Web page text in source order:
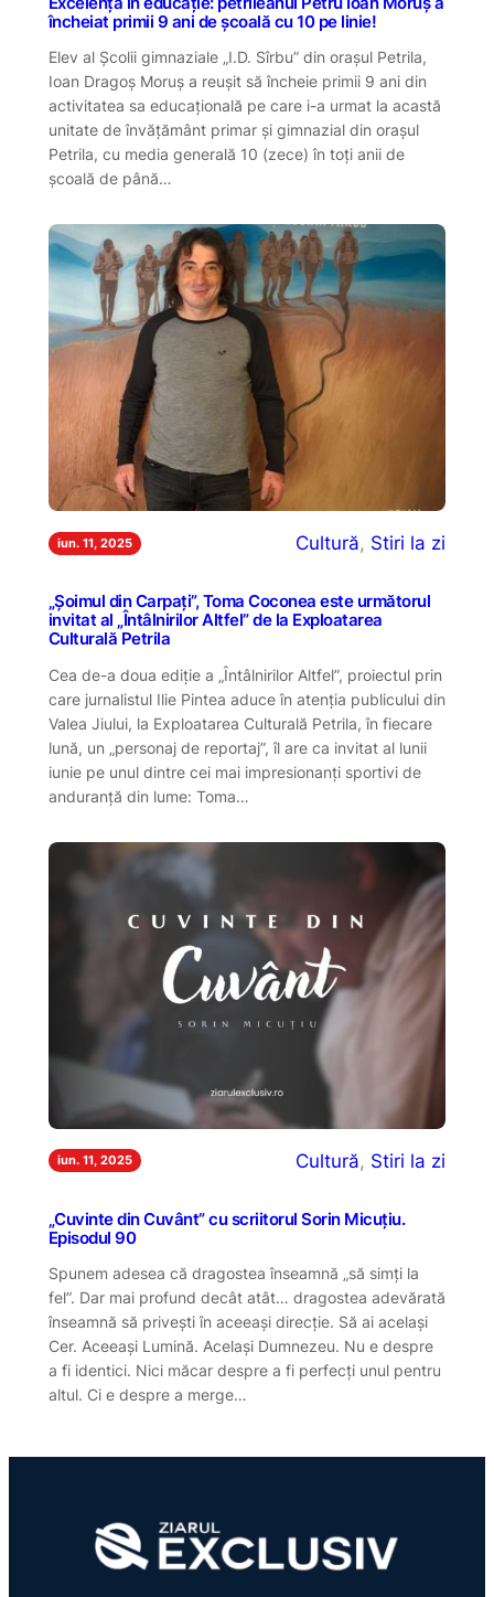
încheiat primii 9 ani de școală cu 10 pe linie!
Elev al Școlii gimnaziale „I.D. Sîrbu” din orașul Petrila,
Ioan Dragoș Moruș a reușit să încheie primii 9 ani din
activitatea sa educațională pe care i-a urmat la acastă
unitate de învățământ primar și gimnazial din orașul
Petrila, cu media generală 10 (zece) în toți anii de
școală de până…
iun. 11, 2025 Cultură, Stiri la zi
„Șoimul din Carpați”, Toma Coconea este următorul
invitat al „Întâlnirilor Altfel” de la Exploatarea
Culturală Petrila
Cea de-a doua ediție a „Întâlnirilor Altfel”, proiectul prin
care jurnalistul Ilie Pintea aduce în atenția publicului din
Valea Jiului, la Exploatarea Culturală Petrila, în fiecare
lună, un „personaj de reportaj”, îl are ca invitat al lunii
iunie pe unul dintre cei mai impresionanți sportivi de
anduranță din lume: Toma…
iun. 11, 2025 Cultură, Stiri la zi
„Cuvinte din Cuvânt” cu scriitorul Sorin Micuțiu.
Episodul 90
Spunem adesea că dragostea înseamnă „să simți la
fel”. Dar mai profund decât atât… dragostea adevărată
înseamnă să privești în aceeași direcție. Să ai același
Cer. Aceeași Lumină. Același Dumnezeu. Nu e despre
a fi identici. Nici măcar despre a fi perfecți unul pentru
altul. Ci e despre a merge…